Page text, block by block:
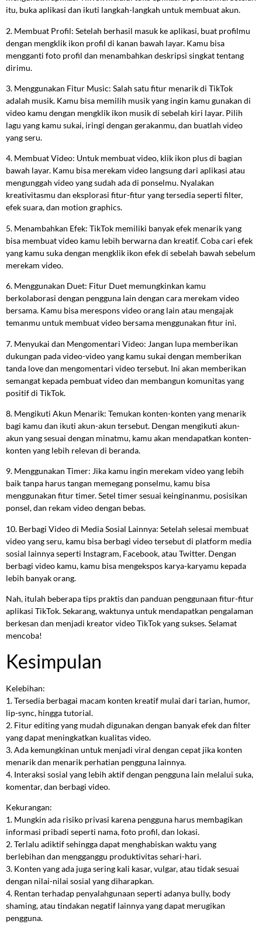
itu, buka aplikasi dan ikuti langkah-langkah untuk membuat akun.
2. Membuat Profil: Setelah berhasil masuk ke aplikasi, buat profilmu
dengan mengklik ikon profil di kanan bawah layar. Kamu bisa
mengganti foto profil dan menambahkan deskripsi singkat tentang
dirimu.
3. Menggunakan Fitur Music: Salah satu fitur menarik di TikTok
adalah musik. Kamu bisa memilih musik yang ingin kamu gunakan di
video kamu dengan mengklik ikon musik di sebelah kiri layar. Pilih
lagu yang kamu sukai, iringi dengan gerakanmu, dan buatlah video
yang seru.
4. Membuat Video: Untuk membuat video, klik ikon plus di bagian
bawah layar. Kamu bisa merekam video langsung dari aplikasi atau
mengunggah video yang sudah ada di ponselmu. Nyalakan
kreativitasmu dan eksplorasi fitur-fitur yang tersedia seperti filter,
efek suara, dan motion graphics.
5. Menambahkan Efek: TikTok memiliki banyak efek menarik yang
bisa membuat video kamu lebih berwarna dan kreatif. Coba cari efek
yang kamu suka dengan mengklik ikon efek di sebelah bawah sebelum
merekam video.
6. Menggunakan Duet: Fitur Duet memungkinkan kamu
berkolaborasi dengan pengguna lain dengan cara merekam video
bersama. Kamu bisa merespons video orang lain atau mengajak
temanmu untuk membuat video bersama menggunakan fitur ini.
7. Menyukai dan Mengomentari Video: Jangan lupa memberikan
dukungan pada video-video yang kamu sukai dengan memberikan
tanda love dan mengomentari video tersebut. Ini akan memberikan
semangat kepada pembuat video dan membangun komunitas yang
positif di TikTok.
8. Mengikuti Akun Menarik: Temukan konten-konten yang menarik
bagi kamu dan ikuti akun-akun tersebut. Dengan mengikuti akun-
akun yang sesuai dengan minatmu, kamu akan mendapatkan konten-
konten yang lebih relevan di beranda.
9. Menggunakan Timer: Jika kamu ingin merekam video yang lebih
baik tanpa harus tangan memegang ponselmu, kamu bisa
menggunakan fitur timer. Setel timer sesuai keinginanmu, posisikan
ponsel, dan rekam video dengan bebas.
10. Berbagi Video di Media Sosial Lainnya: Setelah selesai membuat
video yang seru, kamu bisa berbagi video tersebut di platform media
sosial lainnya seperti Instagram, Facebook, atau Twitter. Dengan
berbagi video kamu, kamu bisa mengekspos karya-karyamu kepada
lebih banyak orang.
Nah, itulah beberapa tips praktis dan panduan penggunaan fitur-fitur
aplikasi TikTok. Sekarang, waktunya untuk mendapatkan pengalaman
berkesan dan menjadi kreator video TikTok yang sukses. Selamat
mencoba!
Kesimpulan
Kelebihan:
1. Tersedia berbagai macam konten kreatif mulai dari tarian, humor,
lip-sync, hingga tutorial.
2. Fitur editing yang mudah digunakan dengan banyak efek dan filter
yang dapat meningkatkan kualitas video.
3. Ada kemungkinan untuk menjadi viral dengan cepat jika konten
menarik dan menarik perhatian pengguna lainnya.
4. Interaksi sosial yang lebih aktif dengan pengguna lain melalui suka,
komentar, dan berbagi video.
Kekurangan:
1. Mungkin ada risiko privasi karena pengguna harus membagikan
informasi pribadi seperti nama, foto profil, dan lokasi.
2. Terlalu adiktif sehingga dapat menghabiskan waktu yang
berlebihan dan mengganggu produktivitas sehari-hari.
3. Konten yang ada juga sering kali kasar, vulgar, atau tidak sesuai
dengan nilai-nilai sosial yang diharapkan.
4. Rentan terhadap penyalahgunaan seperti adanya bully, body
shaming, atau tindakan negatif lainnya yang dapat merugikan
pengguna.